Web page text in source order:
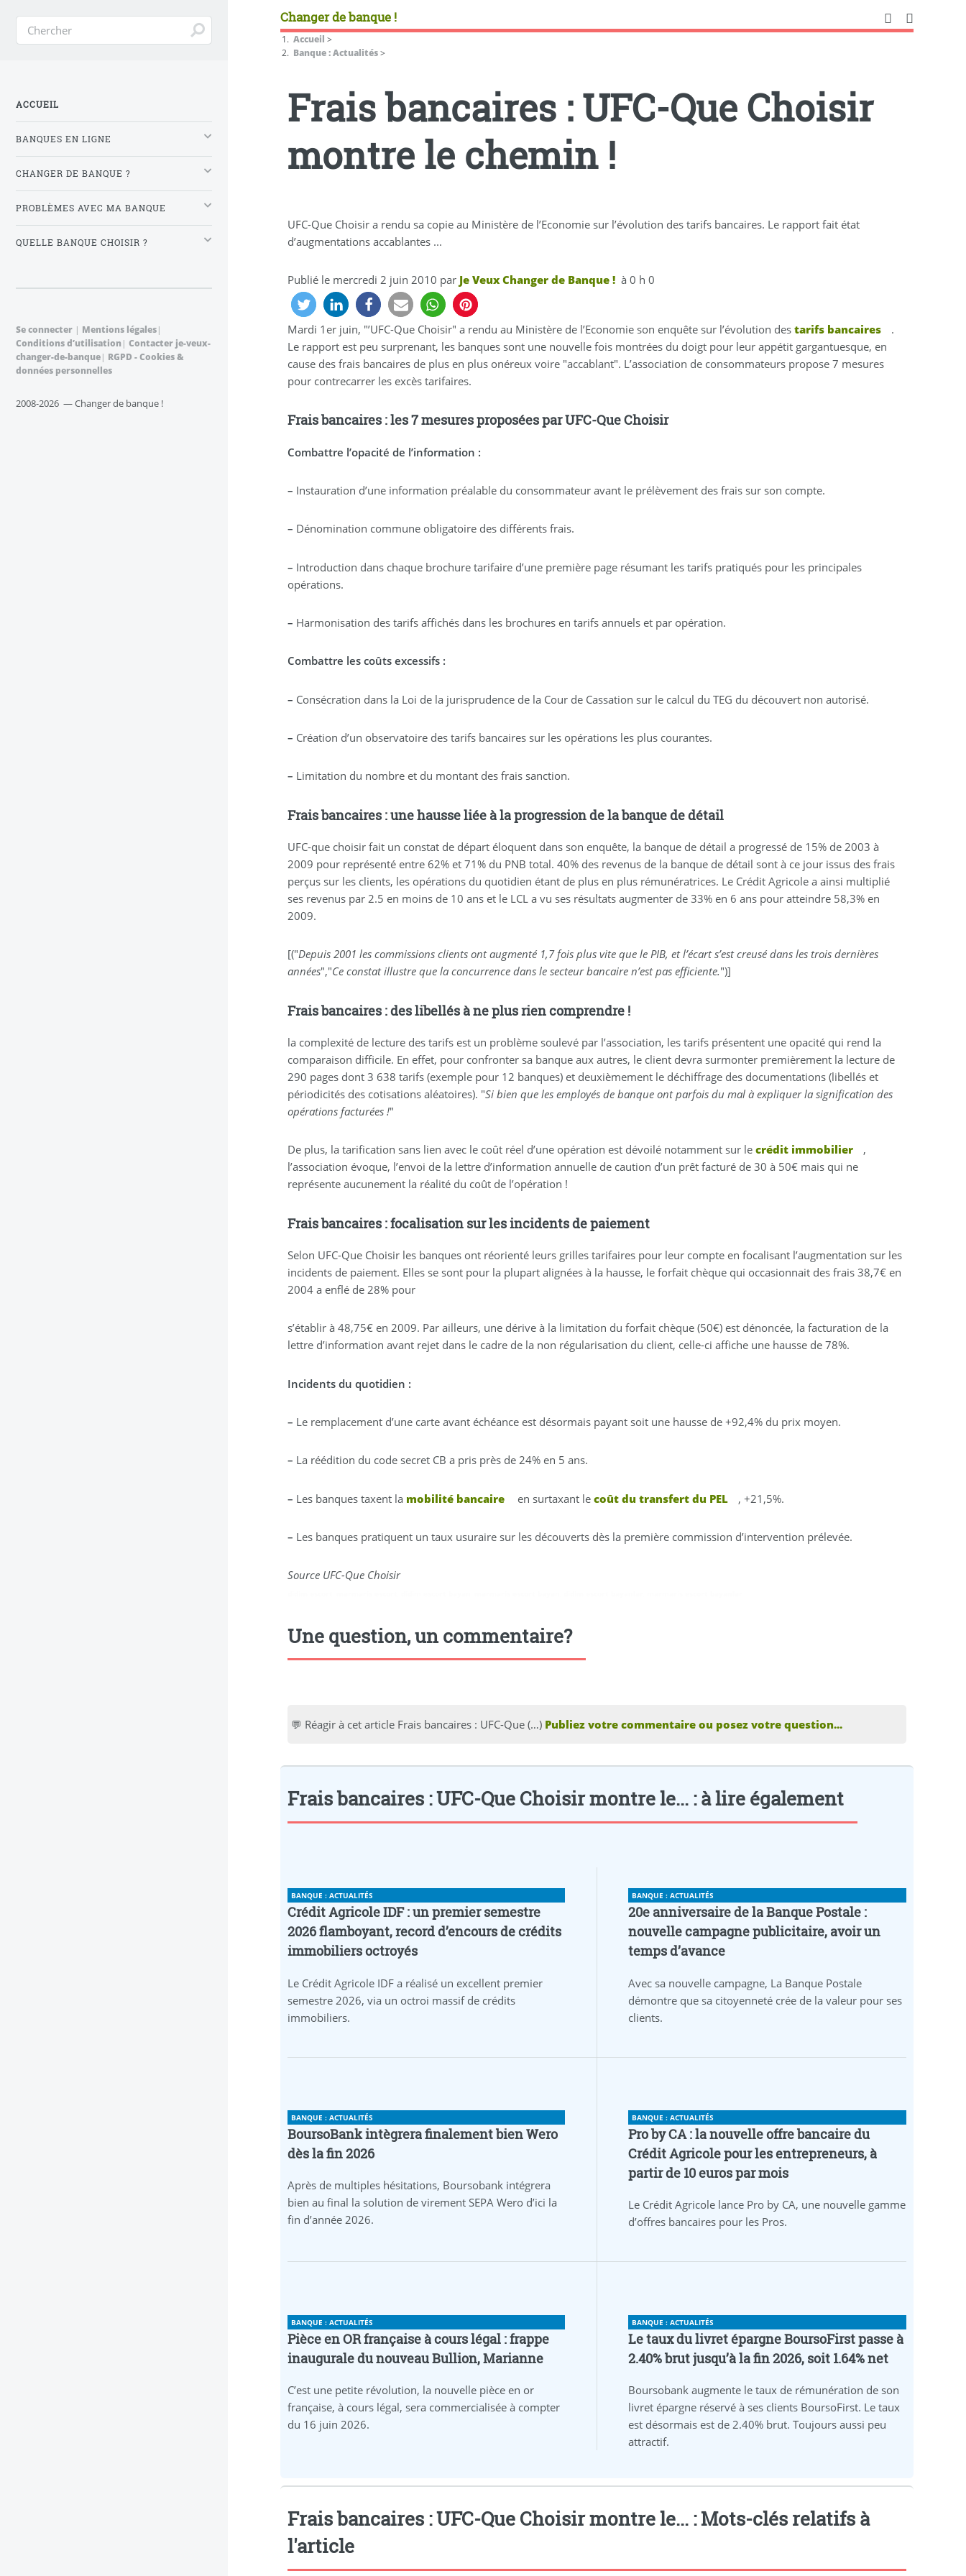
Changer de banque !
Accueil >
Banque : Actualités>
Frais bancaires : UFC-Que Choisir
montre le chemin !
UFC-Que Choisir a rendu sa copie au Ministère de l’Economie sur l’évolution des tarifs bancaires. Le rapport fait état
d’augmentations accablantes ...
Publié le mercredi 2 juin 2010 par Je Veux Changer de Banque ! à 0 h 0
Mardi 1er juin, "’UFC-Que Choisir" a rendu au Ministère de l’Economie son enquête sur l’évolution destarifs bancaires
.
Le rapport est peu surprenant, les banques sont une nouvelle fois montrées du doigt pour leur appétit gargantuesque, en
cause des frais bancaires de plus en plus onéreux voire "accablant". L’association de consommateurs propose 7 mesures
pour contrecarrer les excès tarifaires.
Frais bancaires : les 7 mesures proposées par UFC-Que Choisir
Combattre l’opacité de l’information :
– Instauration d’une information préalable du consommateur avant le prélèvement des frais sur son compte.
– Dénomination commune obligatoire des différents frais.
– Introduction dans chaque brochure tarifaire d’une première page résumant les tarifs pratiqués pour les principales
opérations.
– Harmonisation des tarifs affichés dans les brochures en tarifs annuels et par opération.
Combattre les coûts excessifs :
– Consécration dans la Loi de la jurisprudence de la Cour de Cassation sur le calcul du TEG du découvert non autorisé.
– Création d’un observatoire des tarifs bancaires sur les opérations les plus courantes.
– Limitation du nombre et du montant des frais sanction.
Frais bancaires : une hausse liée à la progression de la banque de détail
UFC-que choisir fait un constat de départ éloquent dans son enquête, la banque de détail a progressé de 15% de 2003 à
2009 pour représenté entre 62% et 71% du PNB total. 40% des revenus de la banque de détail sont à ce jour issus des frais
perçus sur les clients, les opérations du quotidien étant de plus en plus rémunératrices. Le Crédit Agricole a ainsi multiplié
ses revenus par 2.5 en moins de 10 ans et le LCL a vu ses résultats augmenter de 33% en 6 ans pour atteindre 58,3% en
2009.
[("Depuis 2001 les commissions clients ont augmenté 1,7 fois plus vite que le PIB, et l’écart s’est creusé dans les trois dernières
années","Ce constat illustre que la concurrence dans le secteur bancaire n’est pas efficiente.")]
Frais bancaires : des libellés à ne plus rien comprendre !
la complexité de lecture des tarifs est un problème soulevé par l’association, les tarifs présentent une opacité qui rend la
comparaison difficile. En effet, pour confronter sa banque aux autres, le client devra surmonter premièrement la lecture de
290 pages dont 3 638 tarifs (exemple pour 12 banques) et deuxièmement le déchiffrage des documentations (libellés et
périodicités des cotisations aléatoires). "Si bien que les employés de banque ont parfois du mal à expliquer la signification des
opérations facturées !"
De plus, la tarification sans lien avec le coût réel d’une opération est dévoilé notamment sur lecrédit immobilier
,
l’association évoque, l’envoi de la lettre d’information annuelle de caution d’un prêt facturé de 30 à 50€ mais qui ne
représente aucunement la réalité du coût de l’opération !
Frais bancaires : focalisation sur les incidents de paiement
Selon UFC-Que Choisir les banques ont réorienté leurs grilles tarifaires pour leur compte en focalisant l’augmentation sur les
incidents de paiement. Elles se sont pour la plupart alignées à la hausse, le forfait chèque qui occasionnait des frais 38,7€ en
2004 a enflé de 28% pour
s’établir à 48,75€ en 2009. Par ailleurs, une dérive à la limitation du forfait chèque (50€) est dénoncée, la facturation de la
lettre d’information avant rejet dans le cadre de la non régularisation du client, celle-ci affiche une hausse de 78%.
Incidents du quotidien :
– Le remplacement d’une carte avant échéance est désormais payant soit une hausse de +92,4% du prix moyen.
– La réédition du code secret CB a pris près de 24% en 5 ans.
– Les banques taxent la mobilité bancaire en surtaxant lecoût du transfert du PEL , +21,5%.
– Les banques pratiquent un taux usuraire sur les découverts dès la première commission d’intervention prélevée.
Source UFC-Que Choisir
Une question, un commentaire?
💬 Réagir à cet article Frais bancaires : UFC-Que (…) Publiez votre commentaire ou posez votre question...
Frais bancaires : UFC-Que Choisir montre le... : à lire également
BANQUE : ACTUALITÉS
Crédit Agricole IDF : un premier semestre
2026 flamboyant, record d’encours de crédits
immobiliers octroyés
Le Crédit Agricole IDF a réalisé un excellent premier
semestre 2026, via un octroi massif de crédits
immobiliers.
BANQUE : ACTUALITÉS
20e anniversaire de la Banque Postale :
nouvelle campagne publicitaire, avoir un
temps d’avance
Avec sa nouvelle campagne, La Banque Postale
démontre que sa citoyenneté crée de la valeur pour ses
clients.
BANQUE : ACTUALITÉS
BoursoBank intègrera finalement bien Wero
dès la fin 2026
Après de multiples hésitations, Boursobank intégrera
bien au final la solution de virement SEPA Wero d’ici la
fin d’année 2026.
BANQUE : ACTUALITÉS
Pro by CA : la nouvelle offre bancaire du
Crédit Agricole pour les entrepreneurs, à
partir de 10 euros par mois
Le Crédit Agricole lance Pro by CA, une nouvelle gamme
d’offres bancaires pour les Pros.
BANQUE : ACTUALITÉS
Pièce en OR française à cours légal : frappe
inaugurale du nouveau Bullion, Marianne
C’est une petite révolution, la nouvelle pièce en or
française, à cours légal, sera commercialisée à compter
du 16 juin 2026.
BANQUE : ACTUALITÉS
Le taux du livret épargne BoursoFirst passe à
2.40% brut jusqu’à la fin 2026, soit 1.64% net
Boursobank augmente le taux de rémunération de son
livret épargne réservé à ses clients BoursoFirst. Le taux
est désormais est de 2.40% brut. Toujours aussi peu
attractif.
Frais bancaires : UFC-Que Choisir montre le... : Mots-clés relatifs à
l'article
ACCUEIL
BANQUES EN LIGNE
CHANGER DE BANQUE ?
PROBLÈMES AVEC MA BANQUE
QUELLE BANQUE CHOISIR ?
Se connecter | Mentions légales|
Conditions d’utilisation| Contacter je-veux-
changer-de-banque| RGPD - Cookies &
données personnelles
2008-2026 — Changer de banque !